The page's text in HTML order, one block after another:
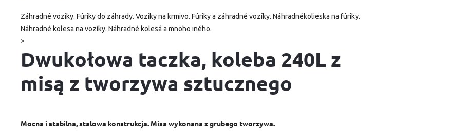
Záhradné vozíky. Fúriky do záhrady. Vozíky na krmivo. Fúriky a záhradné vozíky. Náhradnékolieska na fúriky.
Náhradné kolesa na vozíky. Náhradné kolesá a mnoho iného.
>
Dwukołowa taczka, koleba 240L z
misą z tworzywa sztucznego
Mocna i stabilna, stalowa konstrukcja. Misa wykonana z grubego tworzywa.